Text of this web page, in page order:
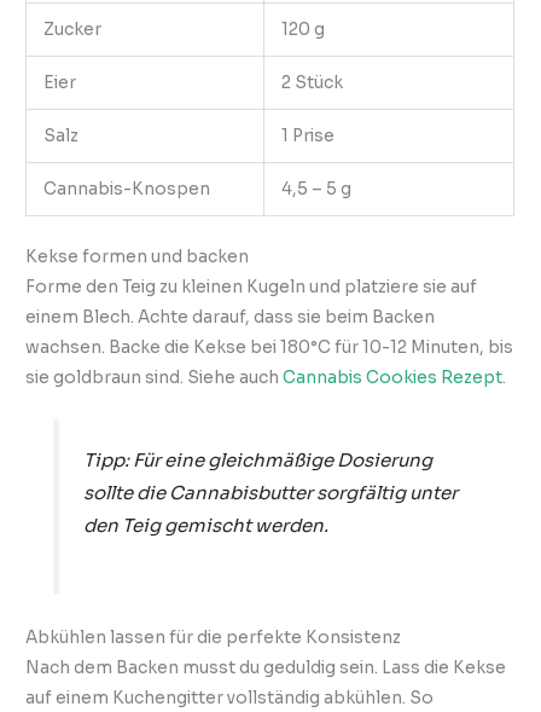
Zucker 120 g
Eier 2 Stück
Salz 1 Prise
Cannabis-Knospen 4,5 – 5 g
Kekse formen und backen
Forme den Teig zu kleinen Kugeln und platziere sie auf
einem Blech. Achte darauf, dass sie beim Backen
wachsen. Backe die Kekse bei 180°C für 10-12 Minuten, bis
sie goldbraun sind. Siehe auchCannabis Cookies Rezept.
Tipp: Für eine gleichmäßige Dosierung
sollte die Cannabisbutter sorgfältig unter
den Teig gemischt werden.
Abkühlen lassen für die perfekte Konsistenz
Nach dem Backen musst du geduldig sein. Lass die Kekse
auf einem Kuchengitter vollständig abkühlen. So